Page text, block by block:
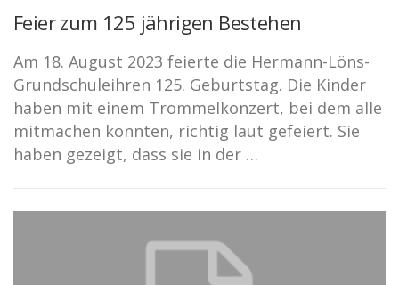
Feier zum 125 jährigen Bestehen
Am 18. August 2023 feierte die Hermann-Löns-
Grundschuleihren 125. Geburtstag. Die Kinder
haben mit einem Trommelkonzert, bei dem alle
mitmachen konnten, richtig laut gefeiert. Sie
haben gezeigt, dass sie in der …